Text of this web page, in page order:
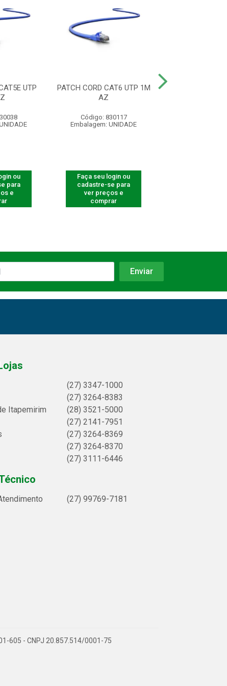
UTP
ou
para
e
PATCH CORD CAT6 UTP 1M
AZ
Código: 830117
Embalagem: UNIDADE
Faça seu login ou
cadastre-se para
ver preços e
comprar
(27) 3347-1000
(27) 3264-8383
Itapemirim
(28) 3521-5000
(27) 2141-7951
(27) 3264-8369
(27) 3264-8370
(27) 3111-6446
(27) 99769-7181
605 - CNPJ 20.857.514/0001-75